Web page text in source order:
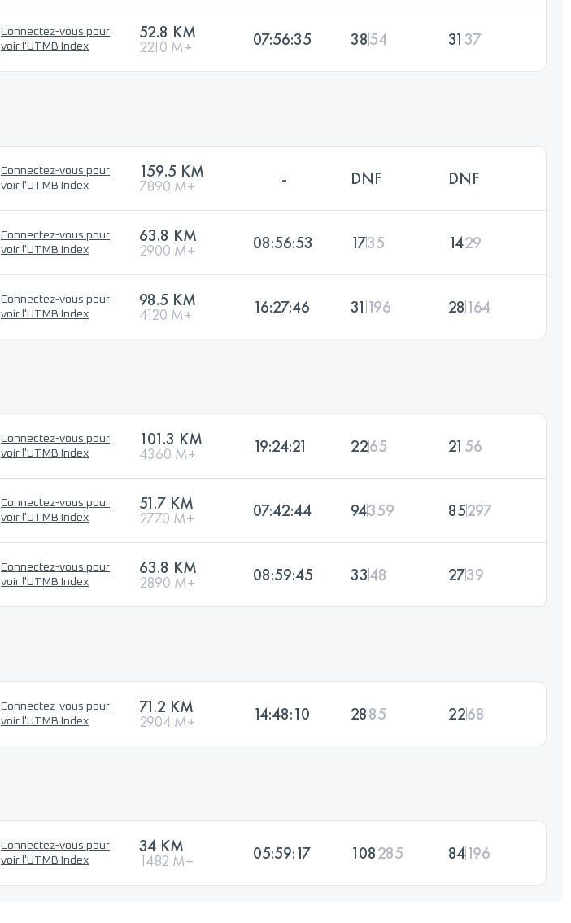
Connectez-vous pour
voir l'UTMB Index
52.8 KM
2210 M+ 07:56:35 3854 3137
Connectez-vous pour
voir l'UTMB Index
159.5 KM
7890 M+ - DNF DNF
Connectez-vous pour
voir l'UTMB Index
63.8 KM
2900 M+ 08:56:53 1735 1429
Connectez-vous pour
voir l'UTMB Index
98.5 KM
4120 M+ 16:27:46 31 196 28 164
Connectez-vous pour
voir l'UTMB Index
101.3 KM
4360 M+ 19:24:21 2265 21 56
Connectez-vous pour
voir l'UTMB Index
51.7 KM
2770 M+ 07:42:44 94359 85297
Connectez-vous pour
voir l'UTMB Index
63.8 KM
2890 M+ 08:59:45 3348 2739
Connectez-vous pour
voir l'UTMB Index
71.2 KM
2904 M+ 14:48:10 2885 2268
Connectez-vous pour
voir l'UTMB Index
34 KM
1482 M+ 05:59:17 108285 84196